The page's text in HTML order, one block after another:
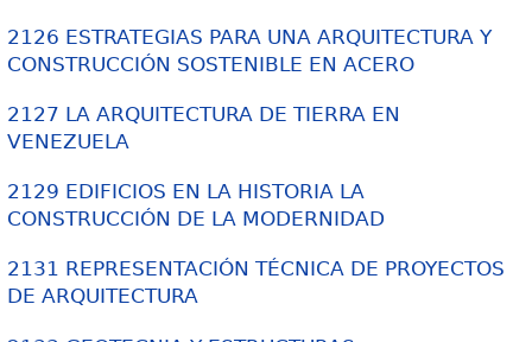
2126 ESTRATEGIAS PARA UNA ARQUITECTURA Y
CONSTRUCCIÓN SOSTENIBLE EN ACERO
2127 LA ARQUITECTURA DE TIERRA EN
VENEZUELA
2129 EDIFICIOS EN LA HISTORIA LA
CONSTRUCCIÓN DE LA MODERNIDAD
2131 REPRESENTACIÓN TÉCNICA DE PROYECTOS
DE ARQUITECTURA